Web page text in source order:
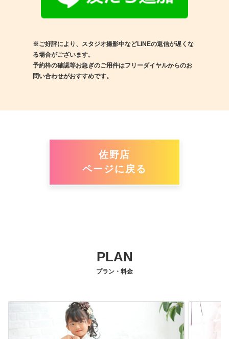
※ご好評により、スタジオ撮影中などLINEの返信が遅くな
る場合がございます。
予約枠の確認等お急ぎのご用件はフリーダイヤルからのお
問い合わせがおすすめです。
佐野店
ページに戻る
PLAN
プラン・料金